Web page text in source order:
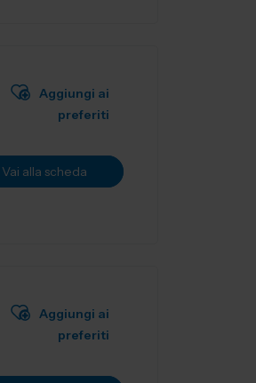
Aggiungi ai
preferiti
Vai alla scheda
Aggiungi ai
preferiti